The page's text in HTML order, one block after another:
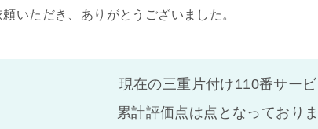
いただき、ありがとうございました。
現在の三重片付け110番サー
累計評価点は点となっておりま